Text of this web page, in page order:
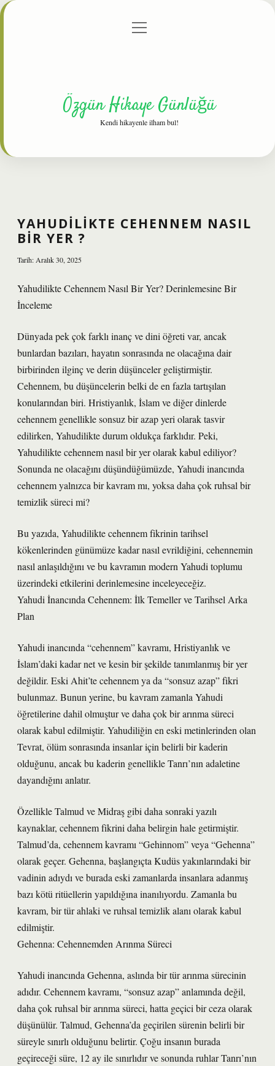
Gizlilik Politikası
menüyü
Özgün Hikaye Günlüğü
Kendi hikayenle ilham bul!
YAHUDILIKTE CEHENNEM NASIL
BIR YER ?
Tarih: Aralık 30, 2025
Yahudilikte Cehennem Nasıl Bir Yer? Derinlemesine Bir
İnceleme
Dünyada pek çok farklı inanç ve dini öğreti var, ancak
bunlardan bazıları, hayatın sonrasında ne olacağına dair
birbirinden ilginç ve derin düşünceler geliştirmiştir.
Cehennem, bu düşüncelerin belki de en fazla tartışılan
konularından biri. Hristiyanlık, İslam ve diğer dinlerde
cehennem genellikle sonsuz bir azap yeri olarak tasvir
edilirken, Yahudilikte durum oldukça farklıdır. Peki,
Yahudilikte cehennem nasıl bir yer olarak kabul ediliyor?
Sonunda ne olacağını düşündüğümüzde, Yahudi inancında
cehennem yalnızca bir kavram mı, yoksa daha çok ruhsal bir
temizlik süreci mi?
Bu yazıda, Yahudilikte cehennem fikrinin tarihsel
kökenlerinden günümüze kadar nasıl evrildiğini, cehennemin
nasıl anlaşıldığını ve bu kavramın modern Yahudi toplumu
üzerindeki etkilerini derinlemesine inceleyeceğiz.
Yahudi İnancında Cehennem: İlk Temeller ve Tarihsel Arka
Plan
Yahudi inancında “cehennem” kavramı, Hristiyanlık ve
İslam’daki kadar net ve kesin bir şekilde tanımlanmış bir yer
değildir. Eski Ahit’te cehennem ya da “sonsuz azap” fikri
bulunmaz. Bunun yerine, bu kavram zamanla Yahudi
öğretilerine dahil olmuştur ve daha çok bir arınma süreci
olarak kabul edilmiştir. Yahudiliğin en eski metinlerinden olan
Tevrat, ölüm sonrasında insanlar için belirli bir kaderin
olduğunu, ancak bu kaderin genellikle Tanrı’nın adaletine
dayandığını anlatır.
Özellikle Talmud ve Midraş gibi daha sonraki yazılı
kaynaklar, cehennem fikrini daha belirgin hale getirmiştir.
Talmud’da, cehennem kavramı “Gehinnom” veya “Gehenna”
olarak geçer. Gehenna, başlangıçta Kudüs yakınlarındaki bir
vadinin adıydı ve burada eski zamanlarda insanlara adanmış
bazı kötü ritüellerin yapıldığına inanılıyordu. Zamanla bu
kavram, bir tür ahlaki ve ruhsal temizlik alanı olarak kabul
edilmiştir.
Gehenna: Cehennemden Arınma Süreci
Yahudi inancında Gehenna, aslında bir tür arınma sürecinin
adıdır. Cehennem kavramı, “sonsuz azap” anlamında değil,
daha çok ruhsal bir arınma süreci, hatta geçici bir ceza olarak
düşünülür. Talmud, Gehenna’da geçirilen sürenin belirli bir
süreyle sınırlı olduğunu belirtir. Çoğu insanın burada
geçireceği süre, 12 ay ile sınırlıdır ve sonunda ruhlar Tanrı’nın